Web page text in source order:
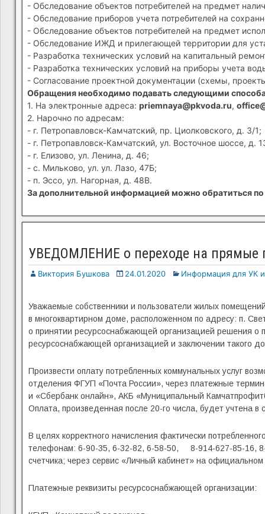
- Обследование объектов потребителей на предмет
- Обследование приборов учета потребителей на
- Обследование объектов потребителей на предмет
- Обследование ИЖД и прилегающей территории для
- Разработка технических условий на капитальный
- Разработка технических условий на приборы учета
- Согласование проектной документации (схемы,
Обращения необходимо подавать следующими
1. На электронные адреса: priemnaya@pkvoda.ru,
2. Нарочно по адресам:
- г. Петропавловск-Камчатский, пр. Циолковского, д. 3/1;
- г. Петропавловск-Камчатский, ул. Восточное шоссе, д.
- г. Елизово, ул. Ленина, д. 46;
- с. Мильково, ул. ул. Лазо, 47Б;
- п. Эссо, ул. Нагорная, д. 48В.
За дополнительной информацией можно обратиться
УВЕДОМЛЕНИЕ о переходе на прямые
Виктория Бушкова 24.01.2020 Информация для УК
Уважаемые собственники и пользователи жилых
в многоквартирном доме, расположенном по адресу: п.
о принятии ресурсоснабжающей организацией решения о
ресурсоснабжающей организацией и заключении такого
Произвести оплату потребленных коммунальных услуг
отделения ФГУП «Почта России», через платежные
и «Сбербанк онлайн», АКБ «Муниципальный
Оплата, произведенная после 20-го числа, будет учтена
В целях корректного начисления фактически
телефонам: 6-90-35, 6-32-82, 6-58-50, 8-914-627-85-16, 8-
счетчика; через сервис «Личный кабинет» на
Платежные реквизиты ресурсоснабжающей организации: